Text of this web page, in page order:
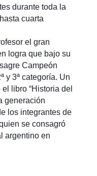
durante toda la
cuarta
el gran
logra que bajo su
Campeón
y 3ª categoría. Un
libro “Historia del
generación
los integrantes de
se consagró
argentino en